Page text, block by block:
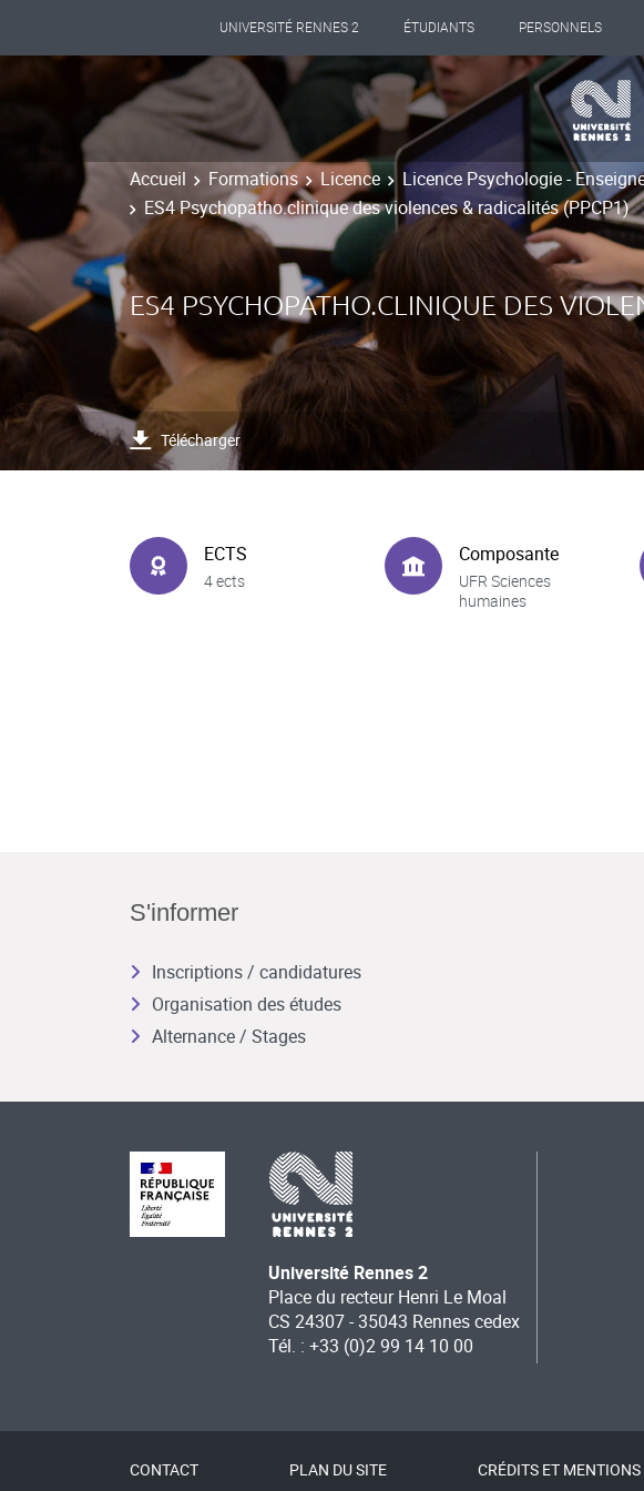
UNIVERSITÉ RENNES 2 ÉTUDIANTS PERSONNELS
Accueil Formations Licence Licence Psychologie -
ES4 Psychopatho.clinique des violences & radicalités (PPCP1)
ES4 PSYCHOPATHO.CLINIQUE DES
Télécharger
ECTS
4 ects
Composante
UFR Sciences
humaines
S'informer
Inscriptions / candidatures
Organisation des études
Alternance / Stages
Université Rennes 2
Place du recteur Henri Le Moal
CS 24307 - 35043 Rennes cedex
Tél. : +33 (0)2 99 14 10 00
CONTACT PLAN DU SITE CRÉDITS ET